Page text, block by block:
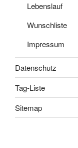
Lebenslauf
Wunschliste
Impressum
Datenschutz
Tag-Liste
Sitemap